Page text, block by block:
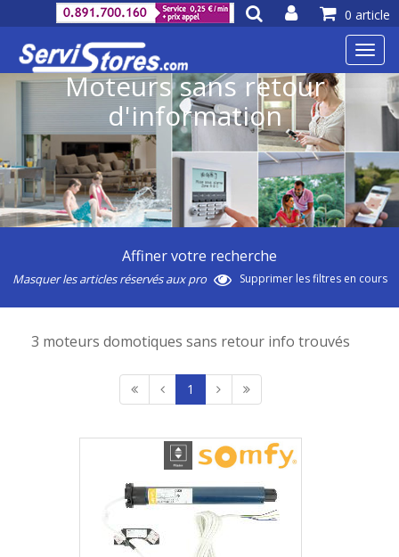
0 article
Moteurs sans retour
d'information
Affiner votre recherche
Masquer les articles réservés aux pro Supprimer les filtres en cours
3 moteurs domotiques sans retour info trouvés
1